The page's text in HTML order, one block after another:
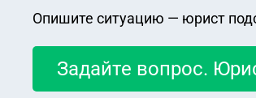
Опишите ситуацию — юрист
Задайте вопрос.